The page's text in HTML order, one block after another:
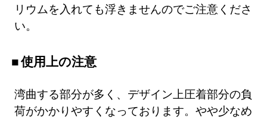
リウムを入れても浮きませんのでご注意くださ
い。
使用上の注意
湾曲する部分が多く、デザイン上圧着部分の負
荷がかかりやすくなっております。やや少なめ